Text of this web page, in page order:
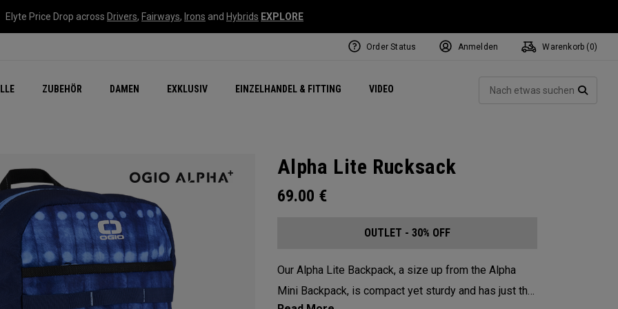
Elyte Price Drop across Drivers, Fairways, Irons and Hybrids EXPLORE
ZUBEHÖR DAMEN EXKLUSIV EINZELHANDEL & FITTING VIDEO
Neu – Quantum Exclusive Mavrik Complete Sets
Neu Chrome Tour Exklusiv - Golfbälle
Zubehör
NEW Golf Bags
New - REVA Complete Sets Women's Golf Balls
Exklusiv - Zubehör
Online Selector Tools Regional Performance Centers
Order Status Anmelden Warenkorb ( 0)
Alpha Lite Rucksack
69.00 €
OUTLET - 30% OFF
Our Alpha Lite Backpack, a size up from the Alpha
Mini Backpack, is compact yet sturdy and has just the